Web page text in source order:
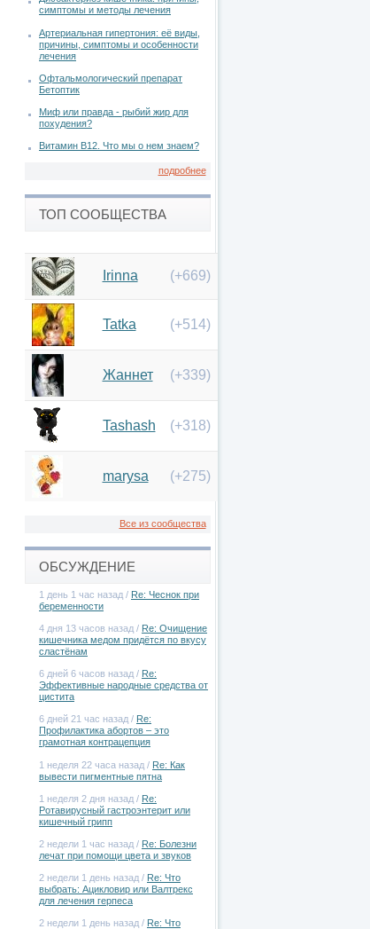
симптомы и методы лечения
Артериальная гипертония: её виды,
причины, симптомы и особенности
лечения
Офтальмологический препарат
Бетоптик
Миф или правда - рыбий жир для
похудения?
Витамин В12. Что мы о нем знаем?
подробнее
ТОП СООБЩЕСТВА
Irinna (+669)
Tatka (+514)
Жаннет (+339)
Tashash (+318)
marysa (+275)
Все из сообщества
ОБСУЖДЕНИЕ
1 день 1 час назад / Re: Чеснок при
беременности
4 дня 13 часов назад / Re: Очищение
кишечника медом придётся по вкусу
сластёнам
6 дней 6 часов назад / Re:
Эффективные народные средства от
цистита
6 дней 21 час назад / Re:
Профилактика абортов – это
грамотная контрацепция
1 неделя 22 часа назад / Re: Как
вывести пигментные пятна
1 неделя 2 дня назад / Re:
Ротавирусный гастроэнтерит или
кишечный грипп
2 недели 1 час назад / Re: Болезни
лечат при помощи цвета и звуков
2 недели 1 день назад / Re: Что
выбрать: Ацикловир или Валтрекс
для лечения герпеса
2 недели 1 день назад / Re: Что